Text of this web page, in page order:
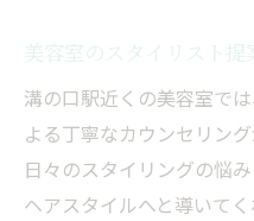
美容室のスタイリスト提
溝の口駅近くの美容室で
よる丁寧なカウンセリン
日々のスタイリングの悩
ヘアスタイルへと導いて